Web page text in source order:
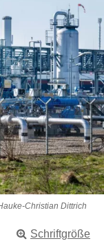
Christian Dittrich
Schriftgröße